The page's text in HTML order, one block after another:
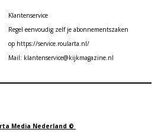
Klantenservice
Regel eenvoudig zelf je abonnementszaken
op https://service.roularta.nl/
Mail: klantenservice@kijkmagazine.nl
Media Nederland ©